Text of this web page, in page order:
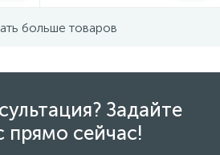
больше товаров
Задайте
прямо сейчас!